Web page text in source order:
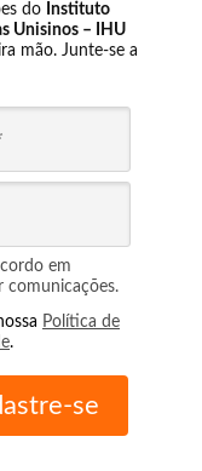
do Instituto
Unisinos – IHU
mão. Junte-se a
em
comunicações.
Política de
.